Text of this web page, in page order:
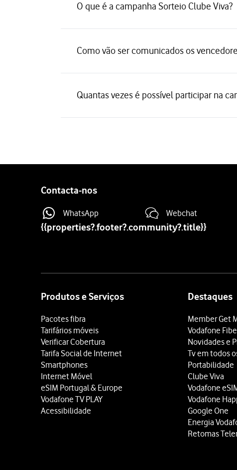
O que é a campanha Sorteio Clube Viva?
Como vão ser comunicados os
Quantas vezes é possível participar na
Contacta-nos
WhatsApp Webchat
{{properties?.footer?.community?.title}}
Produtos e Serviços
Pacotes fibra
Tarifários móveis
Verificar Cobertura
Tarifa Social de Internet
Smartphones
Internet Móvel
eSIM Portugal & Europe
Vodafone TV PLAY
Acessibilidade
Destaques
Member Get
Vodafone
Novidades e
Tv em todos
Portabilidade
Clube Viva
Vodafone
Vodafone
Google One
Energia
Retomas